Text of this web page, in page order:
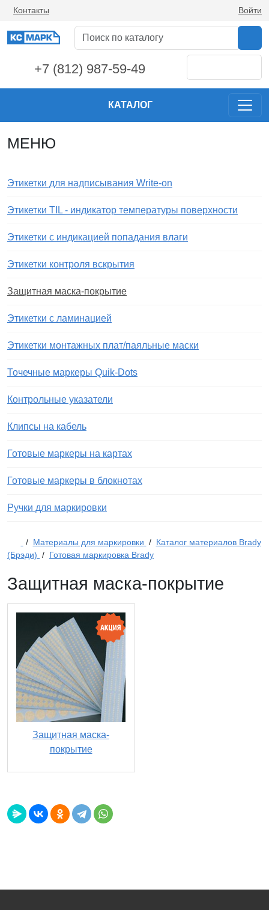
Контакты Войти
+7 (812) 987-59-49
КАТАЛОГ
МЕНЮ
Этикетки для надписывания Write-on
Этикетки TIL - индикатор температуры поверхности
Этикетки с индикацией попадания влаги
Этикетки контроля вскрытия
Защитная маска-покрытие
Этикетки с ламинацией
Этикетки монтажных плат/паяльные маски
Точечные маркеры Quik-Dots
Контрольные указатели
Клипсы на кабель
Готовые маркеры на картах
Готовые маркеры в блокнотах
Ручки для маркировки
/ Материалы для маркировки / Каталог материалов Brady
(Брэди) / Готовая маркировка Brady
Защитная маска-покрытие
Защитная маска-
покрытие